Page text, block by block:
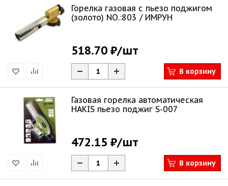
Горелка газовая с пьезо поджигом
(золото) NO.:803 / ИМРУН
518.70 ₽/шт
В корзину
Газовая горелка автоматическая
HAKIS пьезо поджиг S-007
472.15 ₽/шт
В корзину